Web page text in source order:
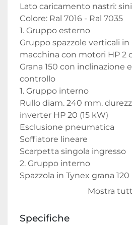
Lato caricamento nastri:
Colore: Ral 7016 - Ral 7035
1. Gruppo esterno
Gruppo spazzole verticali in
macchina con motori HP 2
Grana 150 con inclinazione
controllo
1. Gruppo interno
Rullo diam. 240 mm.
inverter HP 20 (15 kW)
Esclusione pneumatica
Soffiatore lineare
Scarpetta singola ingresso
2. Gruppo interno
Spazzola in Tynex grana 120
3. Gruppo interno
Mostra
Specifiche